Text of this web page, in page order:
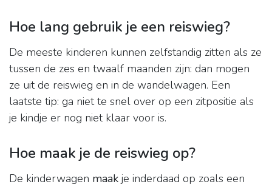
Hoe lang gebruik je een reiswieg?
De meeste kinderen kunnen zelfstandig zitten als ze
tussen de zes en twaalf maanden zijn: dan mogen
ze uit de reiswieg en in de wandelwagen. Een
laatste tip: ga niet te snel over op een zitpositie als
je kindje er nog niet klaar voor is.
Hoe maak je de reiswieg op?
De kinderwagen maak je inderdaad op zoals een